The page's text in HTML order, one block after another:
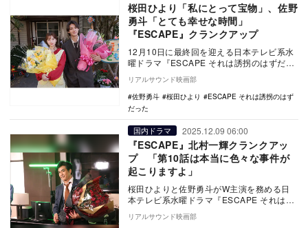
桜田ひより「私にとって宝物」、佐野
勇斗「とても幸せな時間」
『ESCAPE』クランクアップ
12月10日に最終回を迎える日本テレビ系水
曜ドラマ『ESCAPE それは誘拐のはずだっ
た』。W主演を務める桜田ひよりと佐野勇
斗が…
リアルサウンド映画部
佐野勇斗
桜田ひより
ESCAPE それは誘拐のはず
だった
国内ドラマ 2025.12.09 06:00
『ESCAPE』北村一輝クランクアッ
プ 「第10話は本当に色々な事件が
起こりますよ」
桜田ひよりと佐野勇斗がW主演を務める日
本テレビ系水曜ドラマ『ESCAPE それは誘
拐のはずだった』に出演している北村一輝
がクラン…
リアルサウンド映画部